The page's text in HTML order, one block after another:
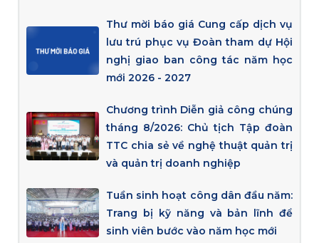
Thư mời báo giá Cung cấp dịch vụ
lưu trú phục vụ Đoàn tham dự Hội
nghị giao ban công tác năm học
mới 2026 - 2027
Chương trình Diễn giả công chúng
tháng 8/2026: Chủ tịch Tập đoàn
TTC chia sẻ về nghệ thuật quản trị
và quản trị doanh nghiệp
Tuần sinh hoạt công dân đầu năm:
Trang bị kỹ năng và bản lĩnh để
sinh viên bước vào năm học mới